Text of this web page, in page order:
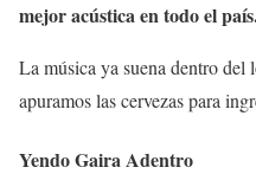
mejor acústica en todo el
La música ya suena dentro del
apuramos las cervezas para
Yendo Gaira Adentro